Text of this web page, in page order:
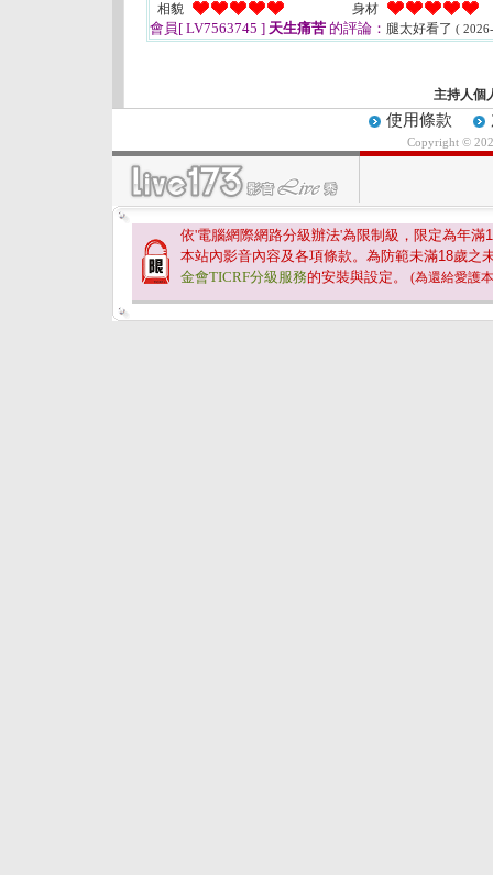
相貌 身材
會員[ LV7563745 ] 天生痛苦 的評論： 腿太好看了 (
主持人個
使用條款
Copyright ©
依'電腦網際網路分級辦法'為限制級，限定為年滿
本站內影音內容及各項條款。為防範未滿18歲之
金會TICRF分級服務的安裝與設定。 (為還給愛護